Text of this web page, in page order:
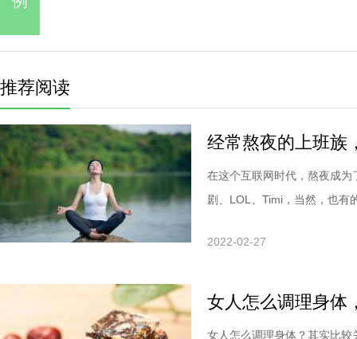
推荐阅读
经常熬夜的上班族
在这个互联网时代，熬夜成
剧、LOL、Timi，当然，也有
2022-02-27
女人怎么调理身体
女人怎么调理身体？其实比